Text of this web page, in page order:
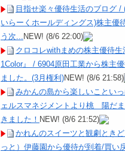
目指せ楽々優待生活のブログ /
いらーくホールディングス)株主優
う次... NEW! (8/6 22:00)
クロコレwithまめの株主優待生
1Color』 / 6904原田工業から株主
ました。(3月権利)NEW! (8/6 21:58)
みかんの島から楽しいことい
ェルスマネジメントより桃 陽だ
きました！ NEW! (8/6 21:52)
かれんのスイーツと観劇とき
っと）伊藤園から優待が到着/買い